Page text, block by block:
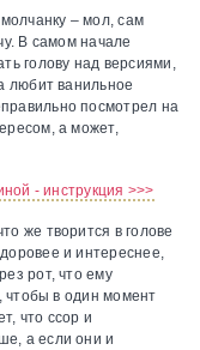
– мол, сам
В самом начале
голову над версиями,
любит ванильное
посмотрел на
а может,
- инструкция >>>
же творится в голове
и интереснее,
рот, что ему
чтобы в один момент
что ссор и
а если они и